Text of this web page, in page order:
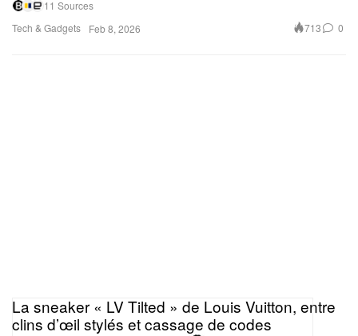
Tech & Gadgets
11 Sources
Feb 8, 2026
713 0
La sneaker « LV Tilted » de Louis Vuitton, entre
clins d’œil stylés et cassage de codes